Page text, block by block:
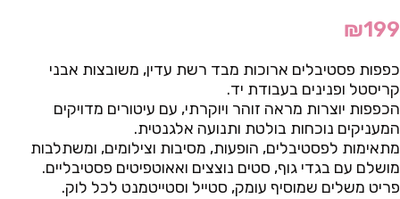
₪199
כפפות פסטיבלים ארוכות מבד רשת עדין, משובצות אבני
קריסטל ופנינים בעבודת יד.
הכפפות יוצרות מראה זוהר ויוקרתי, עם עיטורים מדויקים
המעניקים נוכחות בולטת ותנועה אלגנטית.
מתאימות לפסטיבלים, הופעות, מסיבות וצילומים, ומשתלבות
מושלם עם בגדי גוף, סטים נוצצים ואאוטפיטים פסטיבליים.
פריט משלים שמוסיף עומק, סטייל וסטייטמנט לכל לוק.